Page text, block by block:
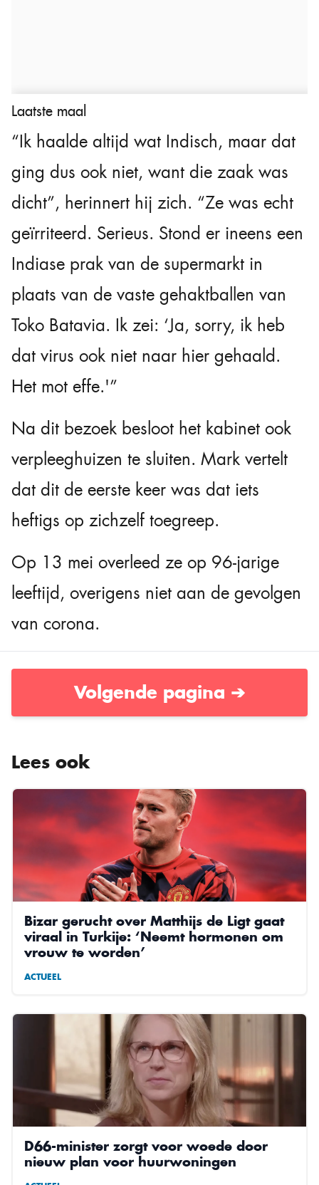
Laatste maal
“Ik haalde altijd wat Indisch, maar dat
ging dus ook niet, want die zaak was
dicht”, herinnert hij zich. “Ze was echt
geïrriteerd. Serieus. Stond er ineens een
Indiase prak van de supermarkt in
plaats van de vaste gehaktballen van
Toko Batavia. Ik zei: ‘Ja, sorry, ik heb
dat virus ook niet naar hier gehaald.
Het mot effe.'”
Na dit bezoek besloot het kabinet ook
verpleeghuizen te sluiten. Mark vertelt
dat dit de eerste keer was dat iets
heftigs op zichzelf toegreep.
Op 13 mei overleed ze op 96-jarige
leeftijd, overigens niet aan de gevolgen
van corona.
Volgende pagina ➔
Lees ook
Bizar gerucht over Matthijs de Ligt gaat
viraal in Turkije: ‘Neemt hormonen om
vrouw te worden’
ACTUEEL
D66-minister zorgt voor woede door
nieuw plan voor huurwoningen